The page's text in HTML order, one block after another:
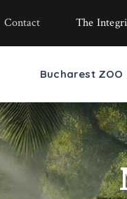
Contact The
Bucharest ZOO